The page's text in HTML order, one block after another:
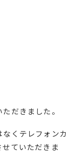
だきました。
くテレフォンカ
ていただきま